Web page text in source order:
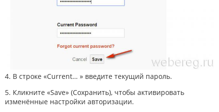
4. В строке «Current… » введите текущий пароль.
5. Кликните «Save» (Сохранить), чтобы активировать
изменённые настройки авторизации.